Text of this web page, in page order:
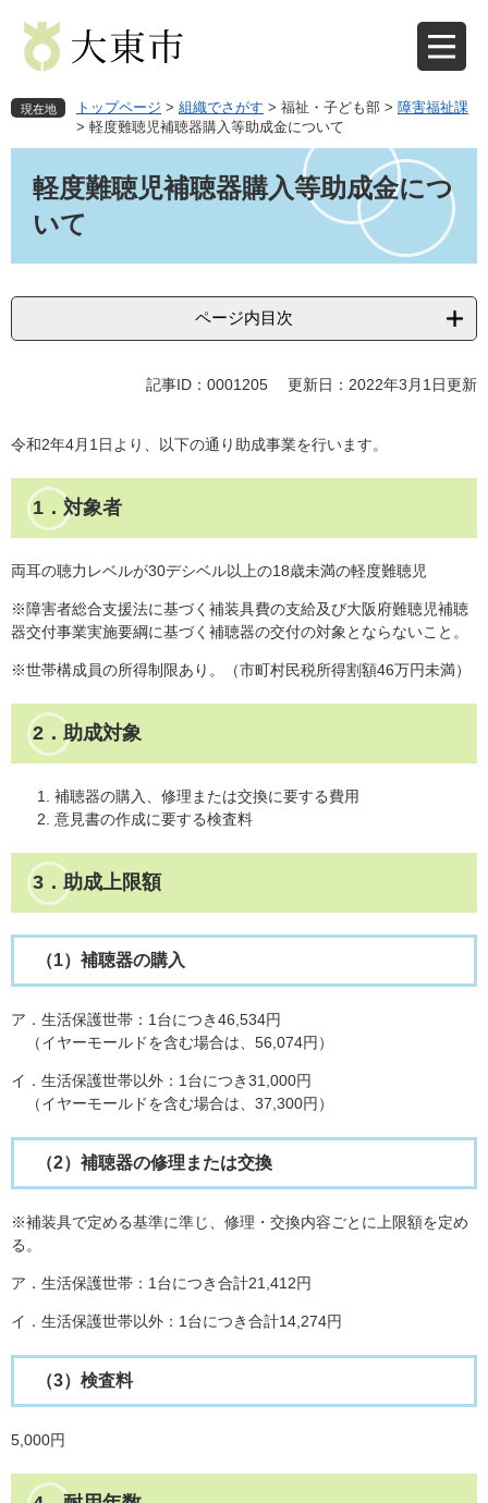
先
で
を
ば
へ
現在地 トップページ > 組織でさがす > 福祉・子ども部 > 障害福祉課
> 軽度難聴児補聴器購入等助成金について
軽度難聴児補聴器購入等助成金につ
いて
ページ内目次
記事ID：0001205 更新日：2022年3月1日更新
令和2年4月1日より、以下の通り助成事業を行います。
1．対象者
両耳の聴力レベルが30デシベル以上の18歳未満の軽度難聴児
※障害者総合支援法に基づく補装具費の支給及び大阪府難聴児補聴
器交付事業実施要綱に基づく補聴器の交付の対象とならないこと。
※世帯構成員の所得制限あり。（市町村民税所得割額46万円未満）
2．助成対象
補聴器の購入、修理または交換に要する費用
意見書の作成に要する検査料
3．助成上限額
（1）補聴器の購入
ア．生活保護世帯：1台につき46,534円
（イヤーモールドを含む場合は、56,074円）
イ．生活保護世帯以外：1台につき31,000円
（イヤーモールドを含む場合は、37,300円）
（2）補聴器の修理または交換
※補装具で定める基準に準じ、修理・交換内容ごとに上限額を定め
る。
ア．生活保護世帯：1台につき合計21,412円
イ．生活保護世帯以外：1台につき合計14,274円
（3）検査料
5,000円